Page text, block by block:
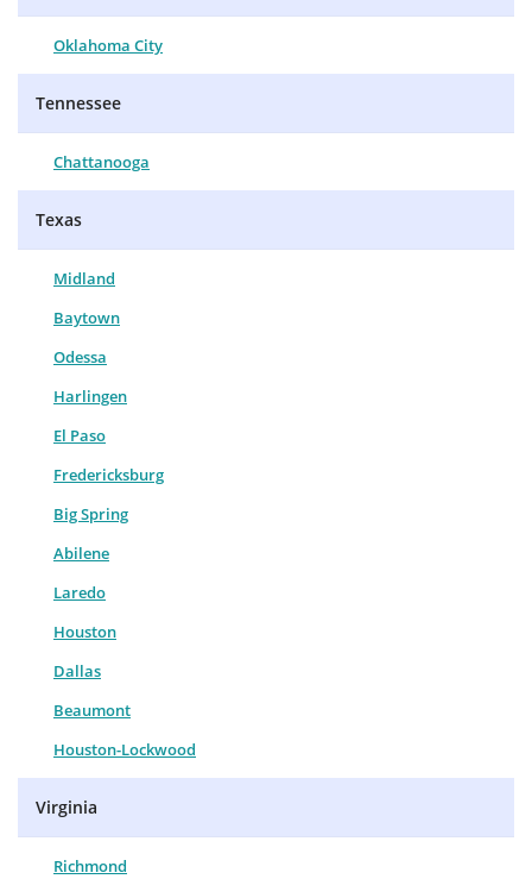
Oklahoma City
Tennessee
Chattanooga
Texas
Midland
Baytown
Odessa
Harlingen
El Paso
Fredericksburg
Big Spring
Abilene
Laredo
Houston
Dallas
Beaumont
Houston-Lockwood
Virginia
Richmond